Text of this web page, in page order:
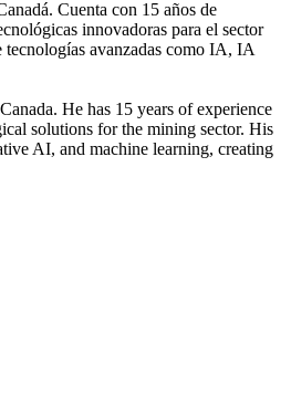
Cuenta con 15 años de
innovadoras para el sector
tecnologías avanzadas como IA, IA
He has 15 years of experience
solutions for the mining sector. His
AI, and machine learning, creating